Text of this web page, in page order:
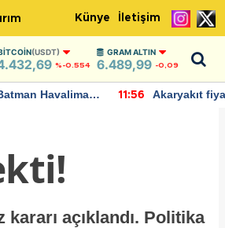
Künye İletişim
(USDT)
%-0.554
GRAM ALTIN
6.489,99 -0,09
Havalimanı
11:56
Akaryakıt
kararı açıklandı. Politika